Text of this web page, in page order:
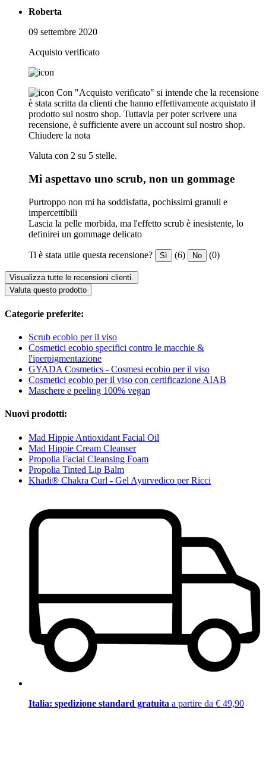
Roberta
09 settembre 2020
Acquisto verificato
Con "Acquisto verificato" si intende che la recensione
è stata scritta da clienti che hanno effettivamente acquistato il
prodotto sul nostro shop. Tuttavia per poter scrivere una
recensione, è sufficiente avere un account sul nostro shop.
Chiudere la nota
Valuta con 2 su 5 stelle.
Mi aspettavo uno scrub, non un gommage
Purtroppo non mi ha soddisfatta, pochissimi granuli e
impercettibili
Lascia la pelle morbida, ma l'effetto scrub è inesistente, lo
definirei un gommage delicato
Ti è stata utile questa recensione? Sì (6) No (0)
Visualizza tutte le recensioni clienti.
Valuta questo prodotto
Categorie preferite:
Scrub ecobio per il viso
Cosmetici ecobio specifici contro le macchie &
l'iperpigmentazione
GYADA Cosmetics - Cosmesi ecobio per il viso
Cosmetici ecobio per il viso con certificazione AIAB
Maschere e peeling 100% vegan
Nuovi prodotti:
Mad Hippie Antioxidant Facial Oil
Mad Hippie Cream Cleanser
Propolia Facial Cleansing Foam
Propolia Tinted Lip Balm
Khadi® Chakra Curl - Gel Ayurvedico per Ricci
Italia: spedizione standard gratuita a partire da € 49,90